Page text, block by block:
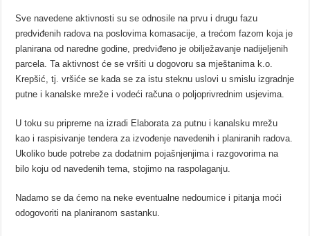
Sve navedene aktivnosti su se odnosile na prvu i drugu fazu
predviđenih radova na poslovima komasacije, a trećom fazom koja je
planirana od naredne godine, predviđeno je obilježavanje nadijeljenih
parcela.Ta aktivnost će se vršiti u dogovoru sa mještanima k.o.
Krepšić, tj. vršiće se kada se za istu steknu usloviu smislu izgradnje
putne i kanalske mreže i vodeći računa o poljoprivrednim usjevima.
U toku su pripreme na izradi Elaborata za putnu i kanalsku mrežu
kao i raspisivanje tendera za izvođenjenavedenih i planiranih radova.
Ukoliko bude potrebe za dodatnim pojašnjenjima i razgovorima na
bilo koju od navedenih tema, stojimona raspolaganju.
Nadamo se da ćemo na neke eventualne nedoumice i pitanja moći
odogovoriti na planiranom sastanku.